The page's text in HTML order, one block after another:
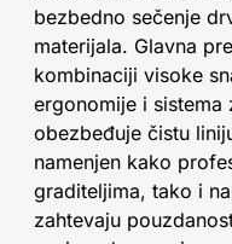
bezbedno sečenje
materijala. Glavna
kombinaciji visoke
ergonomije i sistema
obezbeđuje čistu
namenjen kako
graditeljima, tako i
zahtevaju